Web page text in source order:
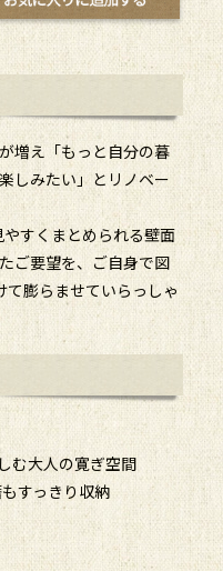
増え「もっと自分の暮
しみたい」とリノベー
すくまとめられる壁面
ご要望を、ご自身で図
膨らませていらっしゃ
む大人の寛ぎ空間
すっきり収納